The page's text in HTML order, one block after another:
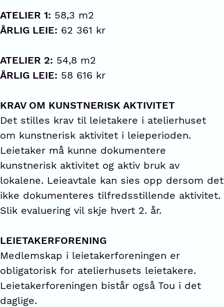
ATELIER 1: 58,3 m2
ÅRLIG LEIE: 62 361 kr
ATELIER 2: 54,8 m2
ÅRLIG LEIE: 58 616 kr
KRAV OM KUNSTNERISK AKTIVITET
Det stilles krav til leietakere i atelierhuset
om kunstnerisk aktivitet i leieperioden.
Leietaker må kunne dokumentere
kunstnerisk aktivitet og aktiv bruk av
lokalene. Leieavtale kan sies opp dersom det
ikke dokumenteres tilfredsstillende aktivitet.
Slik evaluering vil skje hvert 2. år.
LEIETAKERFORENING
Medlemskap i leietakerforeningen er
obligatorisk for atelierhusets leietakere.
Leietakerforeningen bistår også Tou i det
daglige.